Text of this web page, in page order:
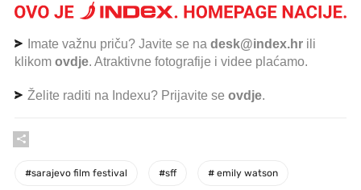
Imate važnu priču? Javite se na desk@index.hr ili
klikom ovdje. Atraktivne fotografije i videe plaćamo.
Želite raditi na Indexu? Prijavite se ovdje.
#sarajevo film festival #sff # emily watson